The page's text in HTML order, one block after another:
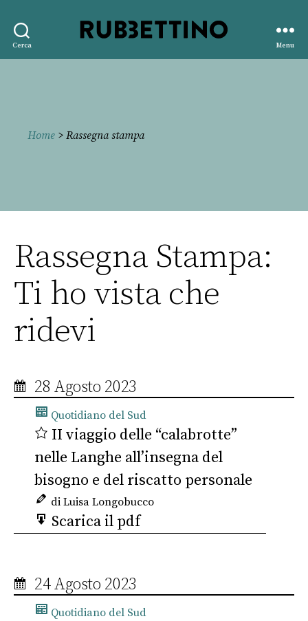
Cerca
editore
Menu
Home > Rassegna stampa
Rassegna Stampa:
Ti ho vista che
ridevi
28 Agosto 2023
Quotidiano del Sud
II viaggio delle “calabrotte”
nelle Langhe all’insegna del
bisogno e del riscatto personale
di Luisa Longobucco
Scarica il pdf
24 Agosto 2023
Quotidiano del Sud